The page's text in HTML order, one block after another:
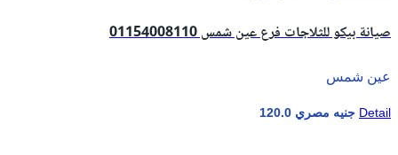
صيانة بيكو للثلاجات فرع عين شمس 01154008110
عين شمس
120.0 جنيه مصري Detail